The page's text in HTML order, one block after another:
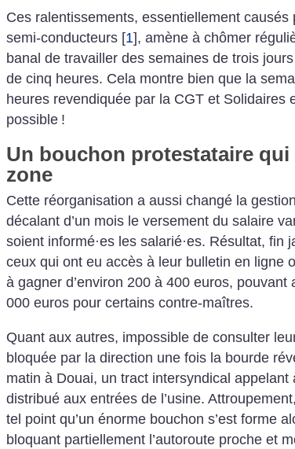
Ces ralentissements, essentiellement causés
semi-conducteurs [1], amène à chômer
banal de travailler des semaines de trois
de cinq heures. Cela montre bien que la
heures revendiquée par la CGT et Solidaires
possible !
Un bouchon protestataire qui
zone
Cette réorganisation a aussi changé la
décalant d’un mois le versement du salaire
soient informé·es les salarié·es. Résultat, fin
ceux qui ont eu accès à leur bulletin en ligne
à gagner d’environ 200 à 400 euros, pouvant
000 euros pour certains contre-maîtres.
Quant aux autres, impossible de consulter
bloquée par la direction une fois la bourde
matin à Douai, un tract intersyndical appelant
distribué aux entrées de l’usine.
tel point qu’un énorme bouchon s’est forme
bloquant partiellement l’autoroute proche et